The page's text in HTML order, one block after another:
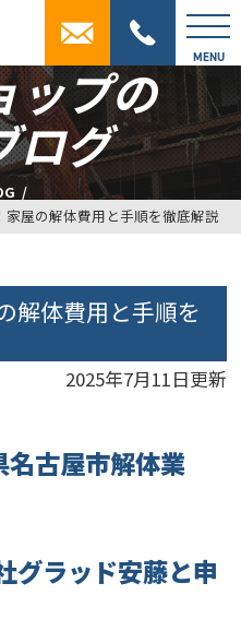
MENU
ップの
ログ
家屋の解体費用と手順を徹底解説
解体費用と手順を
2025年7月11日更新
名古屋市解体業
グラッド安藤と申